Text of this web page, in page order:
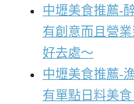
中壢美食推薦-
有創意而且營
好去處～
中壢美食推薦-
有單點日料美